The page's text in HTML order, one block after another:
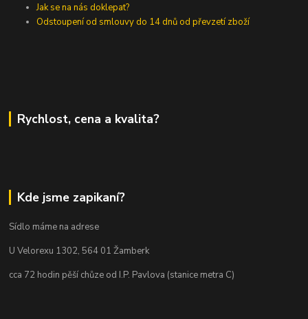
Jak se na nás doklepat?
Odstoupení od smlouvy do 14 dnů od převzetí zboží
Rychlost, cena a kvalita?
Kde jsme zapikaní?
Sídlo máme na adrese
U Velorexu 1302, 564 01 Žamberk
cca 72 hodin pěší chůze od I.P. Pavlova (stanice metra C)